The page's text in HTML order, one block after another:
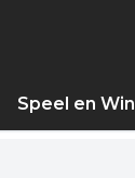
Speel en Win